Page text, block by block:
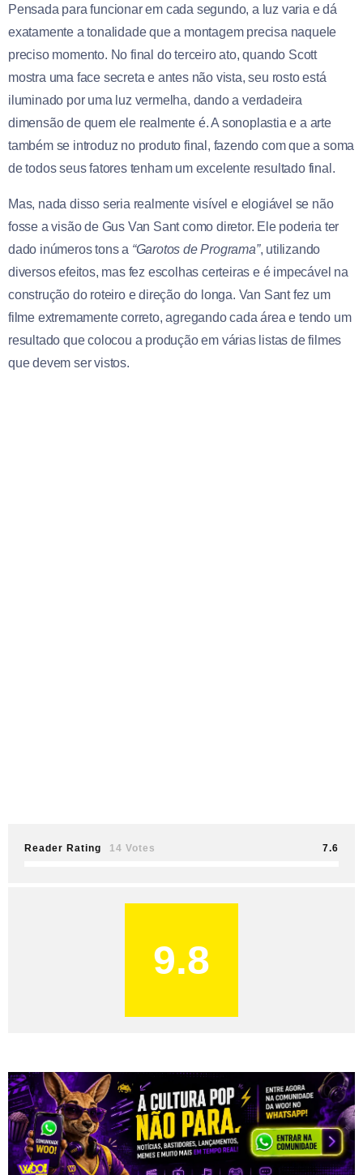
Pensada para funcionar em cada segundo, a luz varia e dá
exatamente a tonalidade que a montagem precisa naquele
preciso momento. No final do terceiro ato, quando Scott
mostra uma face secreta e antes não vista, seu rosto está
iluminado por uma luz vermelha, dando a verdadeira
dimensão de quem ele realmente é. A sonoplastia e a arte
também se introduz no produto final, fazendo com que a soma
de todos seus fatores tenham um excelente resultado final.
Mas, nada disso seria realmente visível e elogiável se não
fosse a visão de Gus Van Sant como diretor. Ele poderia ter
dado inúmeros tons a “Garotos de Programa”, utilizando
diversos efeitos, mas fez escolhas certeiras e é impecável na
construção do roteiro e direção do longa. Van Sant fez um
filme extremamente correto, agregando cada área e tendo um
resultado que colocou a produção em várias listas de filmes
que devem ser vistos.
Reader Rating 14 Votes 7.6
9.8